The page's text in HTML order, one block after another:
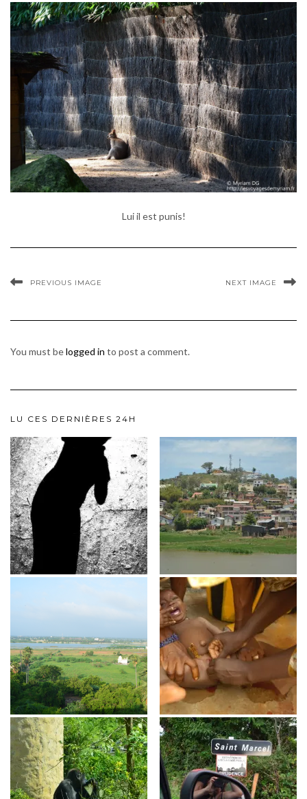
Lui il est punis!
PREVIOUS IMAGE NEXT IMAGE
You must belogged in to post a comment.
LU CES DERNIÈRES 24H